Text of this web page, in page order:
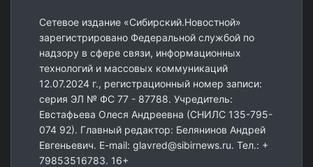
Сетевое издание «Сибирский.Новостной»
зарегистрировано Федеральной службой по
надзору в сфере связи, информационных
технологий и массовых коммуникаций
12.07.2024 г., регистрационный номер записи:
серия ЭЛ № ФС 77 - 87788. Учредитель:
Евстафьева Олеся Андреевна (СНИЛС 135-795-
074 92). Главный редактор: Белянинов Андрей
Евгеньевич. E-mail: glavred@sibirnews.ru. Тел.: +
79853516783. 16+